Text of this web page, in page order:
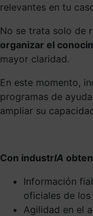
relevantes en tu
No se trata solo de
organizar el
mayor claridad.
En este momento,
programas de
ampliar su
Con industrIA
Información
oficiales de
Agilidad en el